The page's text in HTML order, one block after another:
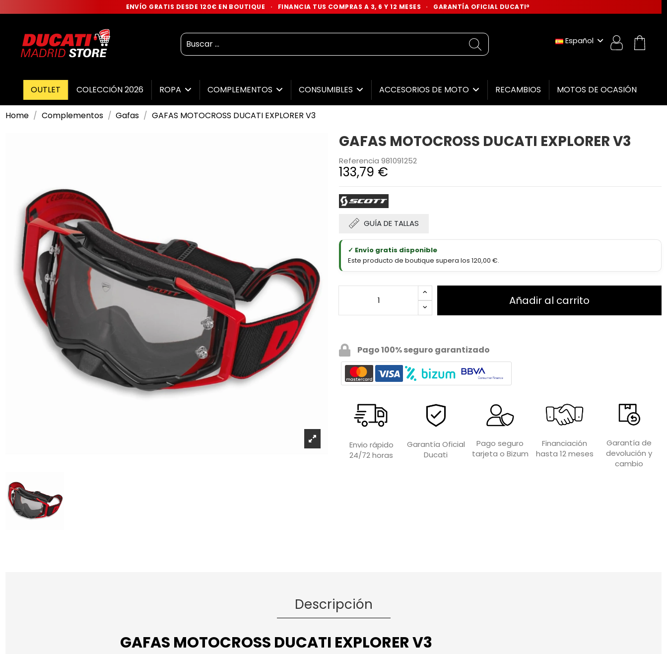
ENVÍO GRATIS DESDE 120€ EN BOUTIQUE · FINANCIA TUS COMPRAS A 3, 6 Y 12 MESES · GARANTÍA OFICIAL DUCATI®
Español
OUTLET COLECCIÓN 2026 ROPA COMPLEMENTOS CONSUMIBLES ACCESORIOS DE MOTO RECAMBIOS MOTOS DE OCASIÓN
Home Complementos Gafas GAFAS MOTOCROSS DUCATI EXPLORER V3
GAFAS MOTOCROSS DUCATI EXPLORER V3
Referencia 981091252
133,79 €
GUÍA DE TALLAS
✓ Envío gratis disponible
Este producto de boutique supera los 120,00 €.
Añadir al carrito
Pago 100% seguro garantizado
Envio rápido
24/72 horas
Garantía Oficial
Ducati
Pago seguro
tarjeta o Bizum
Financiación
hasta 12 meses
Garantía de
devolución y
cambio
Descripción
GAFAS MOTOCROSS DUCATI EXPLORER V3